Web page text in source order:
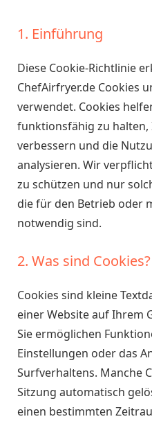
1. Einführung
Diese Cookie-Richtlinie
ChefAirfryer.de Cookies
verwendet. Cookies
funktionsfähig zu
verbessern und die
analysieren. Wir
zu schützen und nur
die für den Betrieb oder
notwendig sind.
2. Was sind Cookies?
Cookies sind kleine
einer Website auf Ihrem
Sie ermöglichen
Einstellungen oder das
Surfverhaltens. Manche
Sitzung automatisch
einen bestimmten